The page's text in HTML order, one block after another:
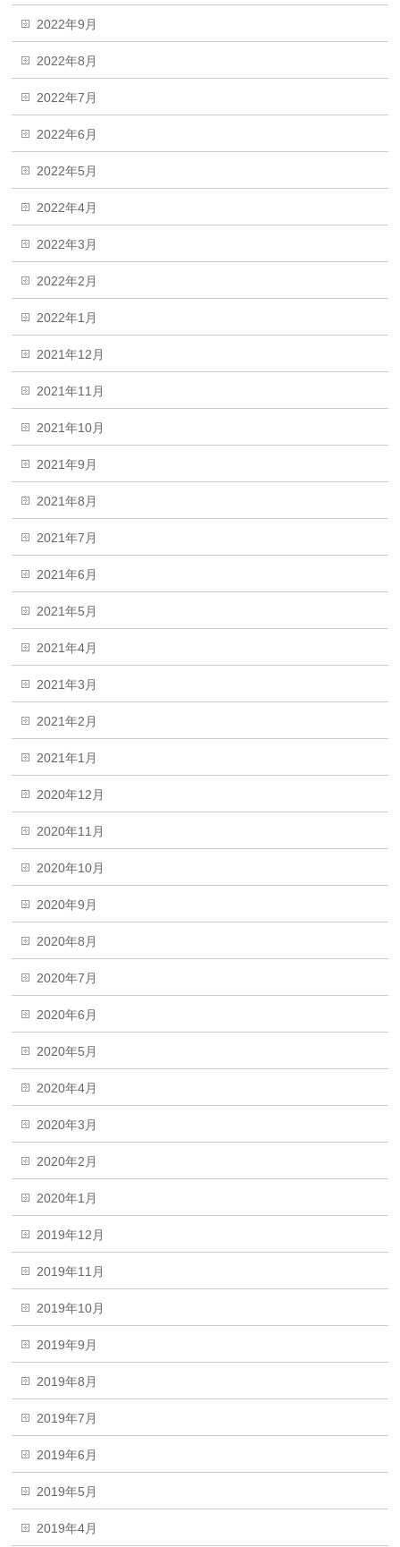
2022年9月
2022年8月
2022年7月
2022年6月
2022年5月
2022年4月
2022年3月
2022年2月
2022年1月
2021年12月
2021年11月
2021年10月
2021年9月
2021年8月
2021年7月
2021年6月
2021年5月
2021年4月
2021年3月
2021年2月
2021年1月
2020年12月
2020年11月
2020年10月
2020年9月
2020年8月
2020年7月
2020年6月
2020年5月
2020年4月
2020年3月
2020年2月
2020年1月
2019年12月
2019年11月
2019年10月
2019年9月
2019年8月
2019年7月
2019年6月
2019年5月
2019年4月